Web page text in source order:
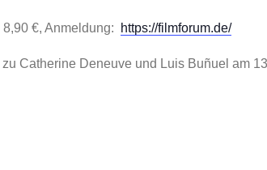
€, Anmeldung: https://filmforum.de/
Catherine Deneuve und Luis Buñuel am